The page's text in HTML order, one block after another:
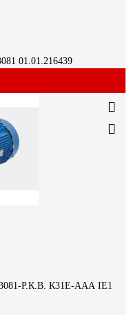
01.01.216439
Р.К.В. К31Е-ААА IE1